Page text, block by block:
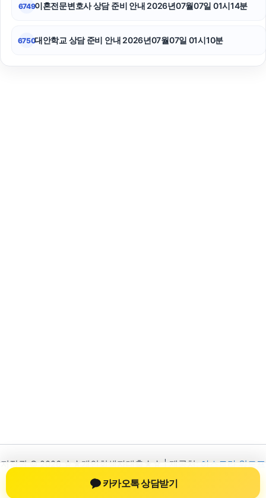
6749이혼전문변호사 상담 준비 안내 2026년07월07일 01시14분
6750대안학교 상담 준비 안내 2026년07월07일 01시10분
저작권 © 2026 ☆★개인회생자대출★☆ | 제공처:
아스트라 워드프
레스 테마
카카오톡 상담받기